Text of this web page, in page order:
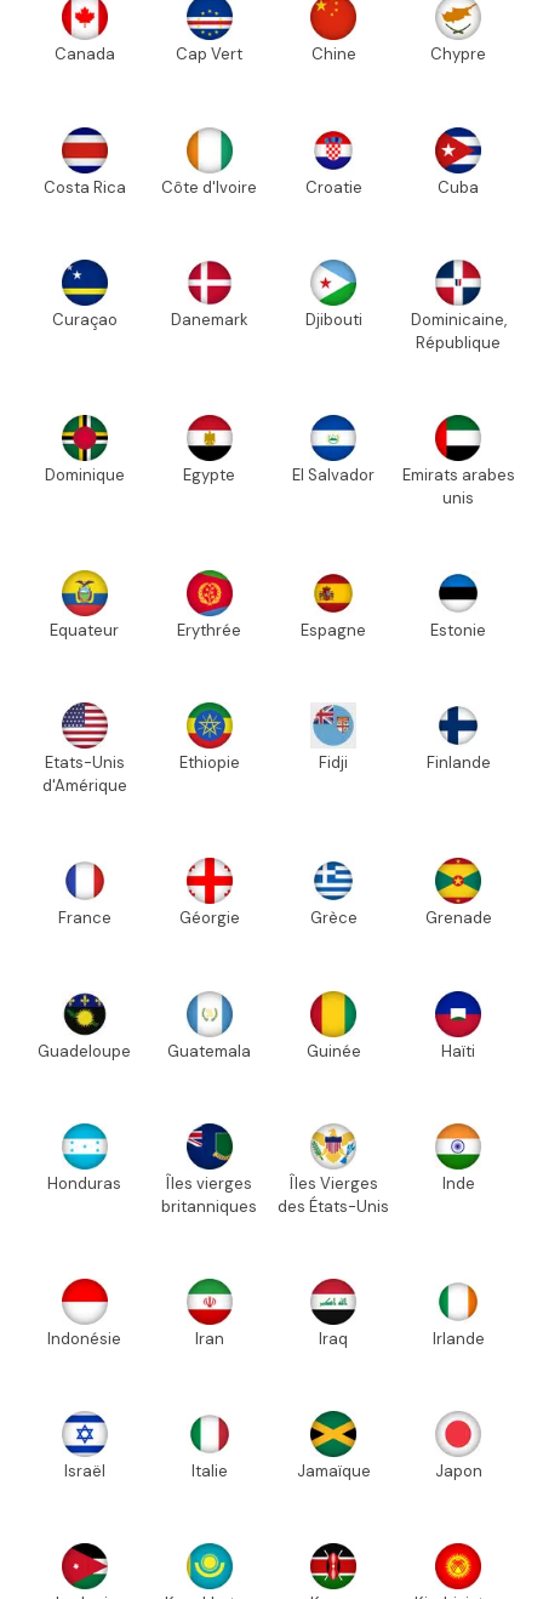
Canada Cap Vert Chine Chypre
Costa Rica Côte d'Ivoire Croatie Cuba
Curaçao Danemark Djibouti
Dominicaine,
République
Dominique Egypte El Salvador
Emirats arabes
unis
Equateur Erythrée Espagne Estonie
Etats-Unis
d'Amérique
Ethiopie Fidji Finlande
France Géorgie Grèce Grenade
Guadeloupe Guatemala Guinée Haïti
Honduras
Îles vierges
britanniques
Îles Vierges
des États-Unis
Inde
Indonésie Iran Iraq Irlande
Israël Italie Jamaïque Japon